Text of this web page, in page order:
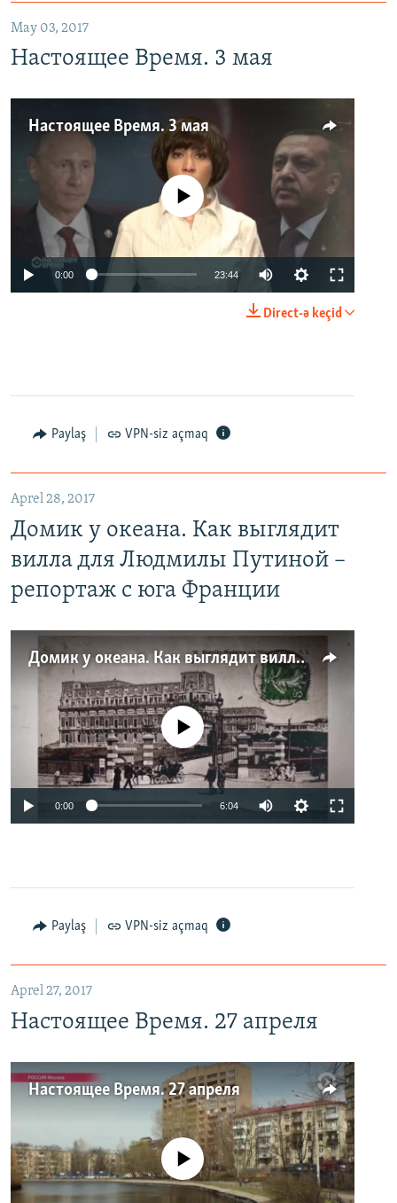
May 03, 2017
Настоящее Время. 3 мая
Настоящее Время. 3 мая
No media source currently available
0:00 23:44
Direct-ə keçid
Paylaş VPN-siz açmaq
Aprel 28, 2017
Домик у океана. Как выглядит
вилла для Людмилы Путиной –
репортаж с юга Франции
Домик у океана. Как выглядит вилла для Людмилы Путиной – репортаж с юга Франции
No media source currently available
0:00 6:04
Paylaş VPN-siz açmaq
Aprel 27, 2017
Настоящее Время. 27 апреля
Настоящее Время. 27 апреля
No media source currently available